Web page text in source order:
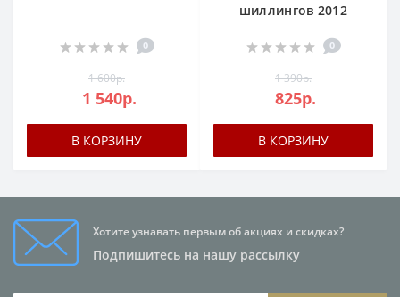
0
1 600р.
1 540р.
В КОРЗИНУ
шиллингов 2012
0
1 390р.
825р.
В КОРЗИНУ
Хотите узнавать первым об акциях и скидках?
Подпишитесь на нашу рассылку